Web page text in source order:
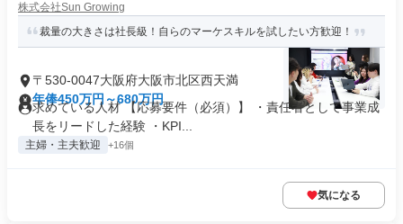
株式会社Sun Growing
裁量の大きさは社長級！自らのマーケスキルを試したい方歓迎！
〒530-0047大阪府大阪市北区西天満
年俸450万円～680万円
求めている人材 【応募要件（必須）】 ・責任者として事業成
長をリードした経験 ・KPI...
主婦・主夫歓迎 +16個
気になる